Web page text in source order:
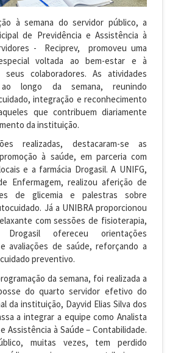
à semana do servidor público, a
de Previdência e Assistência à
- Reciprev, promoveu uma
voltada ao bem-estar e à
seus colaboradores. As atividades
ao longo da semana, reunindo
integração e reconhecimento
que contribuem diariamente
da instituição.
realizadas, destacaram-se as
à saúde, em parceria com
e a farmácia Drogasil. A UNIFG,
Enfermagem, realizou aferição de
de glicemia e palestras sobre
Já a UNIBRA proporcionou
com sessões de fisioterapia,
ofereceu orientações
avaliações de saúde, reforçando a
preventivo.
da semana, foi realizada a
do quarto servidor efetivo do
da instituição, Dayvid Elias Silva dos
a integrar a equipe como Analista
Assistência à Saúde – Contabilidade.
muitas vezes, tem perdido